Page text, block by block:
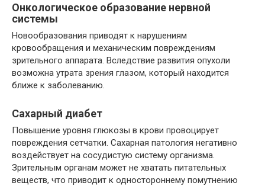
Онкологическое образование нервной
системы
Новообразования приводят к нарушениям
кровообращения и механическим повреждениям
зрительного аппарата. Вследствие развития опухоли
возможна утрата зрения глазом, который находится
ближе к заболеванию.
Сахарный диабет
Повышение уровня глюкозы в крови провоцирует
повреждения сетчатки. Сахарная патология негативно
воздействует на сосудистую систему организма.
Зрительным органам может не хватать питательных
веществ, что приводит к одностороннему помутнению